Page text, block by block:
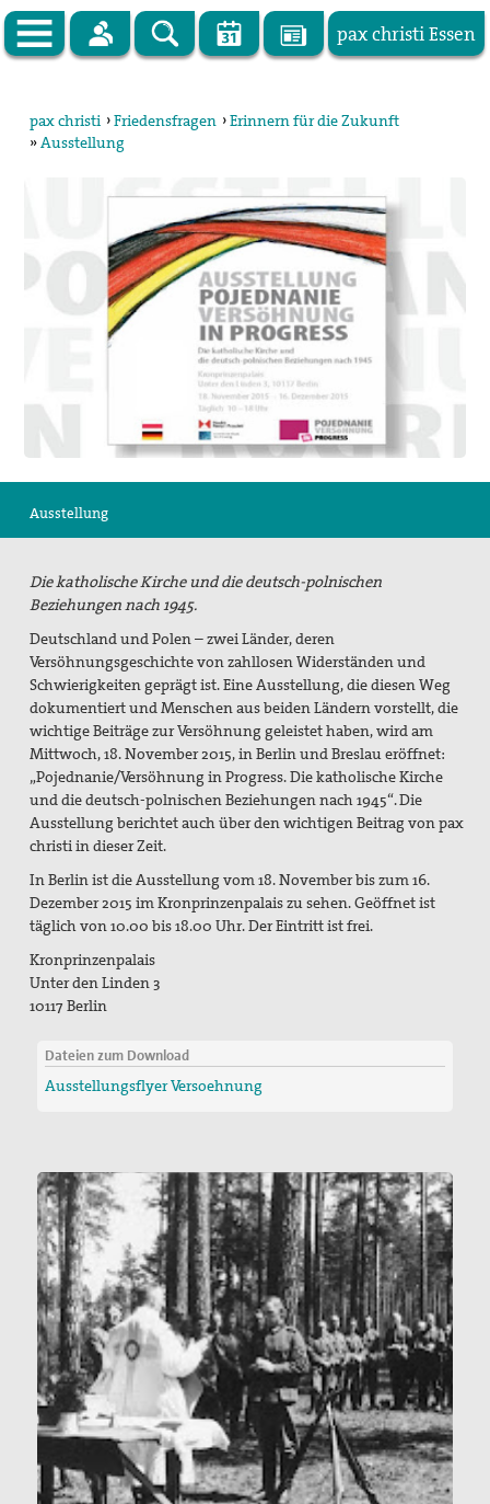
pax christi Essen
pax christi Deutsche Sektion
Kampagnen
Publikationen
Impressum
Suche
pax christi ›Friedensfragen ›Erinnern für die Zukunft
»Ausstellung
Ausstellung
Die katholische Kirche und die deutsch-polnischen
Beziehungen nach 1945.
Deutschland und Polen – zwei Länder, deren
Versöhnungsgeschichte von zahllosen Widerständen und
Schwierigkeiten geprägt ist. Eine Ausstellung, die diesen Weg
dokumentiert und Menschen aus beiden Ländern vorstellt, die
wichtige Beiträge zur Versöhnung geleistet haben, wird am
Mittwoch, 18. November 2015, in Berlin und Breslau eröffnet:
„Pojednanie/Versöhnung in Progress. Die katholische Kirche
und die deutsch-polnischen Beziehungen nach 1945“. Die
Ausstellung berichtet auch über den wichtigen Beitrag von pax
christi in dieser Zeit.
In Berlin ist die Ausstellung vom 18. November bis zum 16.
Dezember 2015 im Kronprinzenpalais zu sehen. Geöffnet ist
täglich von 10.00 bis 18.00 Uhr. Der Eintritt ist frei.
Kronprinzenpalais
Unter den Linden 3
10117 Berlin
Dateien zum Download
Ausstellungsflyer Versoehnung